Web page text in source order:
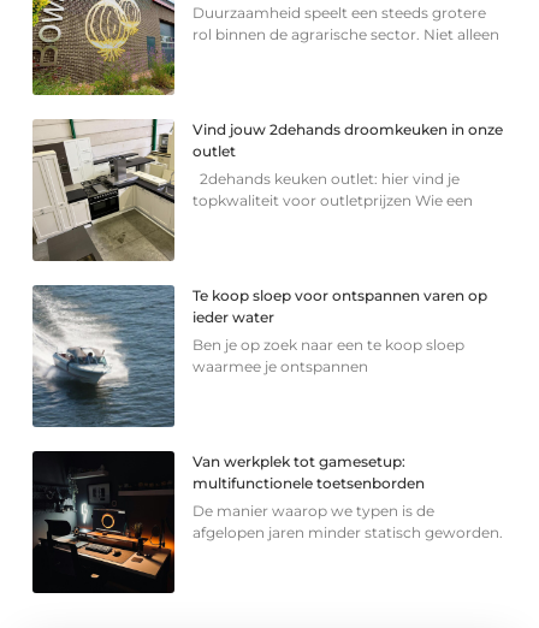
Duurzaamheid speelt een steeds grotere
rol binnen de agrarische sector. Niet alleen
Vind jouw 2dehands droomkeuken in onze
outlet
2dehands keuken outlet: hier vind je
topkwaliteit voor outletprijzen Wie een
Te koop sloep voor ontspannen varen op
ieder water
Ben je op zoek naar een te koop sloep
waarmee je ontspannen
Van werkplek tot gamesetup:
multifunctionele toetsenborden
De manier waarop we typen is de
afgelopen jaren minder statisch geworden.